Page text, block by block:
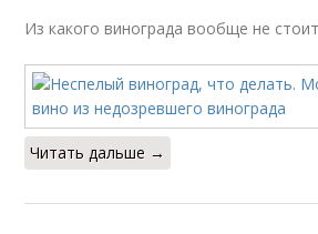
Из какого винограда вообще не
Читать дальше →